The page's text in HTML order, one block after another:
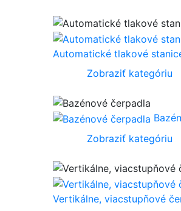
Automatické tlakové
Zobraziť kategóriu
Zobraziť kategóriu
Vertikálne, viacstupňové